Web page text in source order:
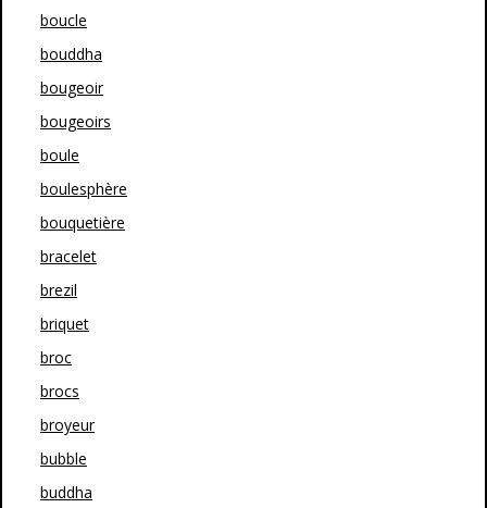
boucle
bouddha
bougeoir
bougeoirs
boule
boulesphère
bouquetière
bracelet
brezil
briquet
broc
brocs
broyeur
bubble
buddha